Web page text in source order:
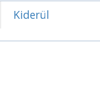
Kiderül